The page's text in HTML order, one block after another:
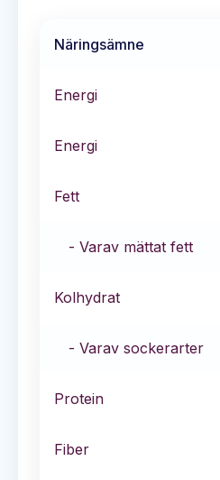
Näringsämne
Energi
Energi
Fett
- Varav mättat fett
Kolhydrat
- Varav sockerarter
Protein
Fiber